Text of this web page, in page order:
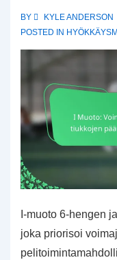
6-
jalkapallossa
BY KYLE ANDERSON
POSTED IN
I-muoto 6-hengen
joka priorisoi